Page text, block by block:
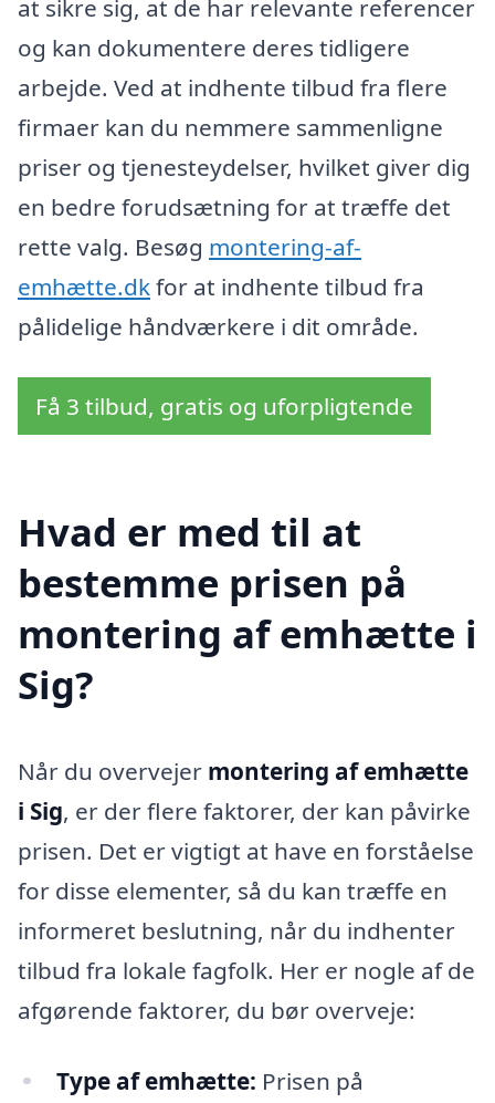
at sikre sig, at de har relevante referencer
og kan dokumentere deres tidligere
arbejde. Ved at indhente tilbud fra flere
firmaer kan du nemmere sammenligne
priser og tjenesteydelser, hvilket giver dig
en bedre forudsætning for at træffe det
rette valg. Besøg montering-af-
emhætte.dkfor at indhente tilbud fra
pålidelige håndværkere i dit område.
Få 3 tilbud, gratis og uforpligtende
Hvad er med til at
bestemme prisen på
montering af emhætte i
Sig?
Når du overvejer montering af emhætte
i Sig, er der flere faktorer, der kan påvirke
prisen. Det er vigtigt at have en forståelse
for disse elementer, så du kan træffe en
informeret beslutning, når du indhenter
tilbud fra lokale fagfolk. Her er nogle af de
afgørende faktorer, du bør overveje:
Type af emhætte: Prisen på